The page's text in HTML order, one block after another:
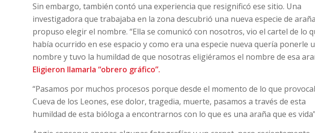
Sin embargo, también contó una experiencia que resignificó ese sitio. Una
investigadora que trabajaba en la zona descubrió una nueva especie de
propuso elegir el nombre. “Ella se comunicó con nosotros, vio el cartel de lo
había ocurrido en ese espacio y como era una especie nueva quería ponerle
nombre y tuvo la humildad de que nosotras eligiéramos el nombre de esa
Eligieron llamarla “obrero gráfico”.
“Pasamos por muchos procesos porque desde el momento de lo que
Cueva de los Leones, ese dolor, tragedia, muerte, pasamos a través de esta
humildad de esta bióloga a encontrarnos con lo que es una araña que es